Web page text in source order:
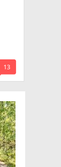
mode_comment
13